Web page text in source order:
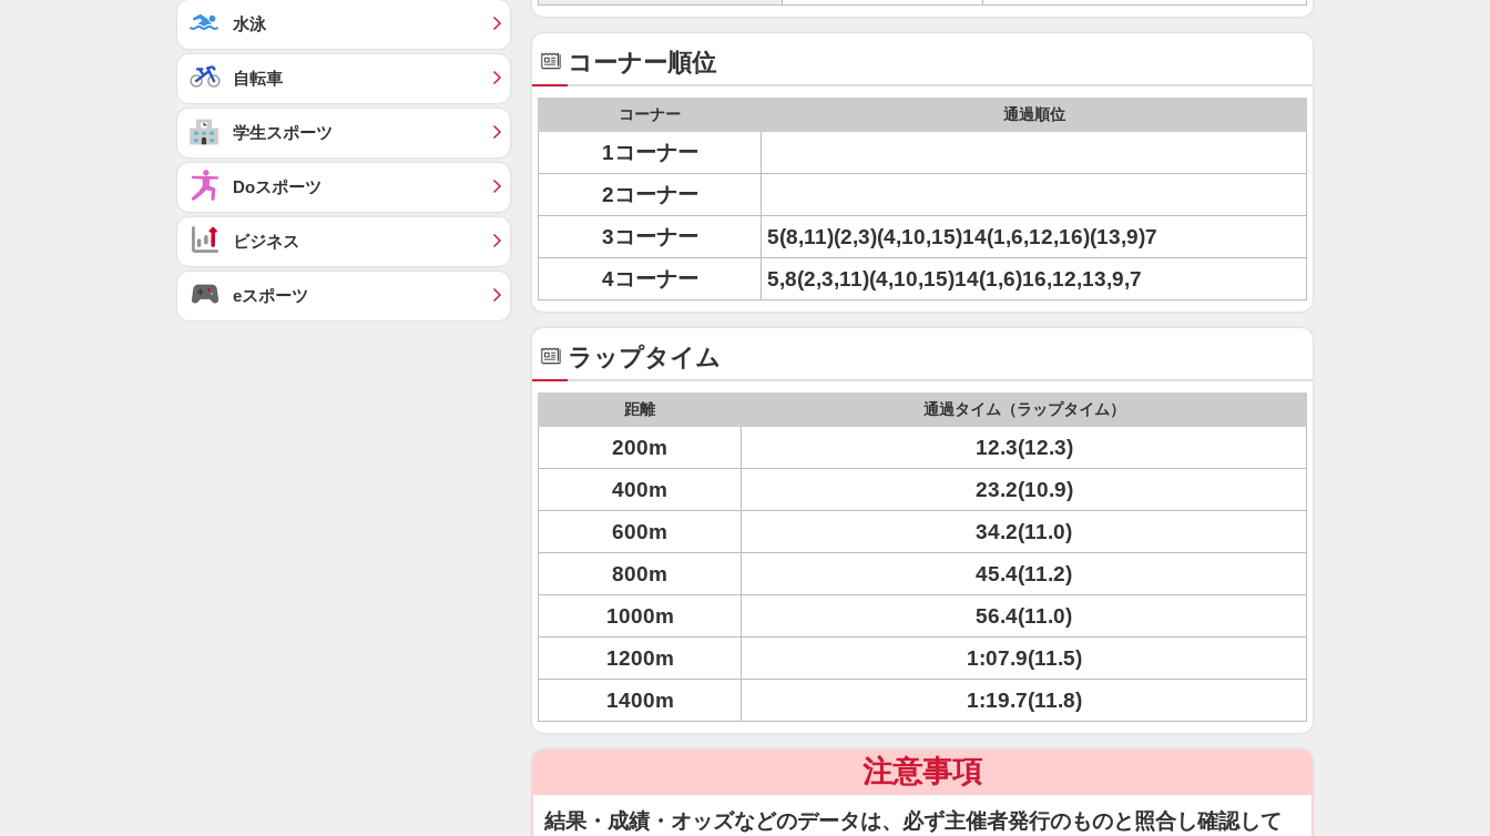
コーナー順位
コーナー 通過順位
1コーナー
2コーナー
3コーナー
5(8,11)(2,3)(4,10,15)14(1,6,12,16)(13,9)7
4コーナー
5,8(2,3,11)(4,10,15)14(1,6)16,12,13,9,7
ラップタイム
距離 通過タイム（ラップタイム）
200m
12.3(12.3)
400m
23.2(10.9)
600m
34.2(11.0)
800m
45.4(11.2)
1000m
56.4(11.0)
1200m
1:07.9(11.5)
1400m
1:19.7(11.8)
注意事項
結果・成績・オッズなどのデータは、必ず主催者発行のものと照合し確認して
水泳
自転車
学生スポーツ
Doスポーツ
ビジネス
eスポーツ